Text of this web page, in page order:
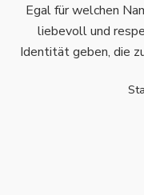
Egal für welchen
liebevoll und
Identität geben, die